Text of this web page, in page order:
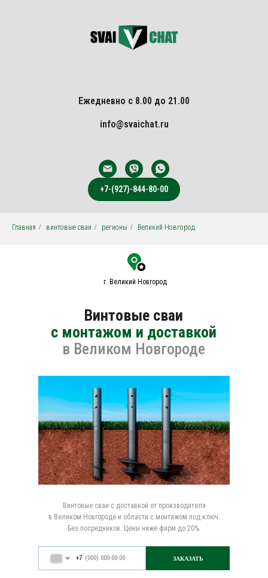
Ежедневно с 8.00 до 21.00
info@svaichat.ru
+7-(927)-844-80-00
Главная / винтовые сваи / регионы / Великий Новгород
Винтовые сваи с доставкой от производителя
в Великом Новгороде и области с монтажом под ключ.
Без посредников. Цены ниже фирм до 20%.
Винтовые сваи
с монтажом и доставкой
в Великом Новгороде
+7 ЗАКАЗАТЬ
г. Великий Новгород